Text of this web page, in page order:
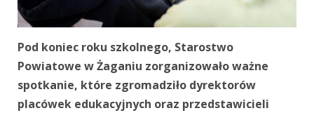
Pod koniec roku szkolnego, Starostwo
Powiatowe w Żaganiu zorganizowało ważne
spotkanie, które zgromadziło dyrektorów
placówek edukacyjnych oraz przedstawicieli